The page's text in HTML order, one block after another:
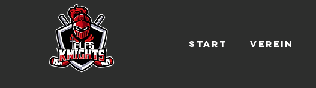
Start Verein